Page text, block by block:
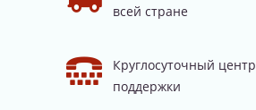
всей стране
Круглосуточный центр
поддержки